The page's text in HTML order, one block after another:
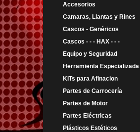
Accesorios
Camaras, Llantas y Rines
Cascos - Genéricos
Cascos - - - HAX - - -
Equipo y Seguridad
Herramienta Especializada
KITs para Afinacion
Partes de Carrocería
Partes de Motor
Partes Eléctricas
Plásticos Estéticos